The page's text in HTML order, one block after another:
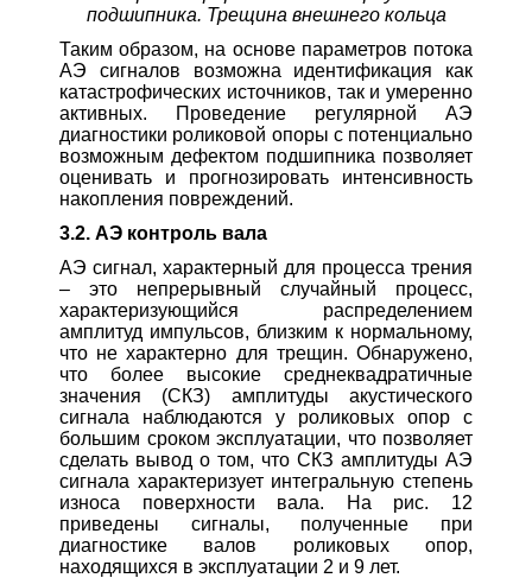
подшипника. Трещина внешнего кольца
Таким образом, на основе параметров потока
АЭ сигналов возможна идентификация как
катастрофических источников, так и умеренно
активных. Проведение регулярной АЭ
диагностики роликовой опоры с потенциально
возможным дефектом подшипника позволяет
оценивать и прогнозировать интенсивность
накопления повреждений.
3.2. АЭ контроль вала
АЭ сигнал, характерный для процесса трения
– это непрерывный случайный процесс,
характеризующийся распределением
амплитуд импульсов, близким к нормальному,
что не характерно для трещин. Обнаружено,
что более высокие среднеквадратичные
значения (СКЗ) амплитуды акустического
сигнала наблюдаются у роликовых опор с
большим сроком эксплуатации, что позволяет
сделать вывод о том, что СКЗ амплитуды АЭ
сигнала характеризует интегральную степень
износа поверхности вала. На рис. 12
приведены сигналы, полученные при
диагностике валов роликовых опор,
находящихся в эксплуатации 2 и 9 лет.